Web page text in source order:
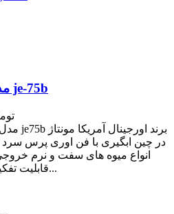
عصاره گیری Canoly مدل je-75b
انواع میوه های سفت و نرم
قابلیت تفکیک قطعات برای شست و شو...